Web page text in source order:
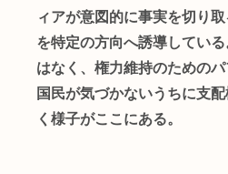
ィアが意図的に事実を切り
を特定の方向へ誘導してい
はなく、権力維持のためのパ
国民が気づかないうちに支
く様子がここにある。